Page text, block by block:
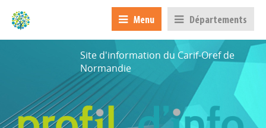
Menu Départements
Site d'information du Carif-Oref de
Normandie